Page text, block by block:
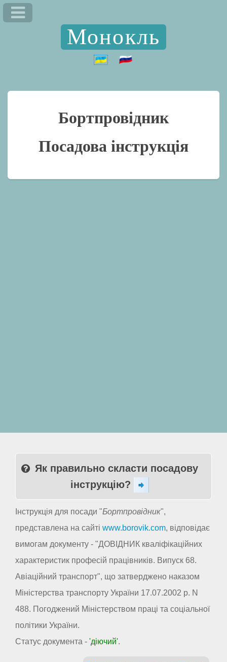
Монокль
Бортпровідник
Посадова інструкція
Як правильно скласти посадову
інструкцію?
Інструкція для посади "Бортпровідник",
представлена на сайті www.borovik.com, відповідає
вимогам документу - "ДОВІДНИК кваліфікаційних
характеристик професій працівників. Випуск 68.
Авіаційний транспорт", що затверджено наказом
Міністерства транспорту України 17.07.2002 р. N
488. Погоджений Міністерством праці та соціальної
політики України.
Статус документа - 'діючий'.